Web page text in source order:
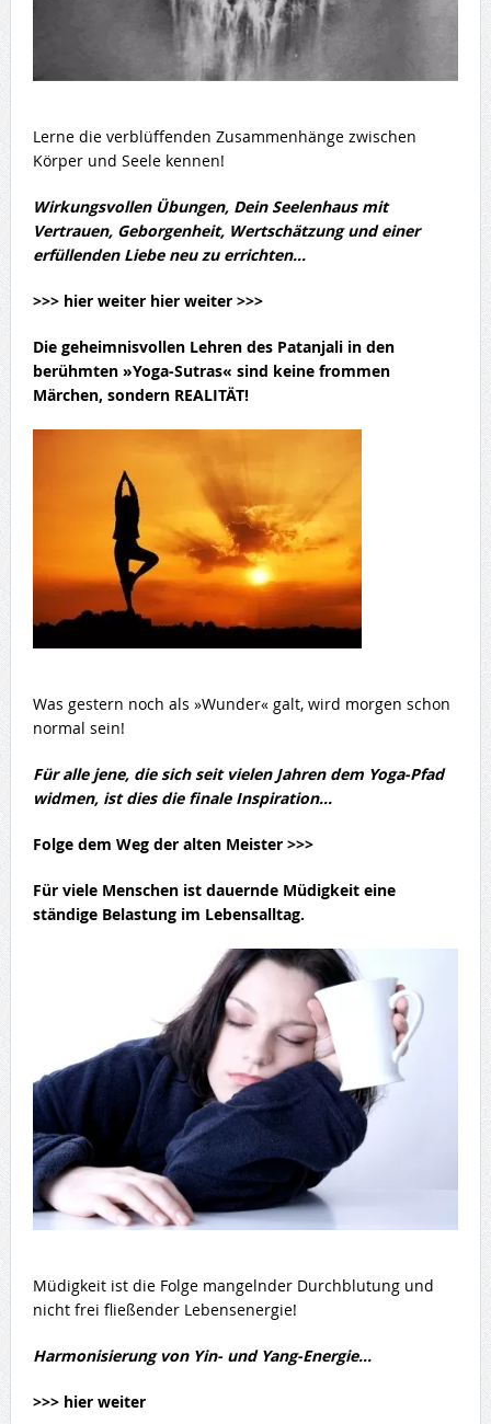
Lerne die verblüffenden Zusammenhänge zwischen
Körper und Seele kennen!
Wirkungsvollen Übungen, Dein Seelenhaus mit
Vertrauen, Geborgenheit, Wertschätzung und einer
erfüllenden Liebe neu zu errichten…
>>> hier weiter hier weiter >>>
Die geheimnisvollen Lehren des Patanjali in den
berühmten »Yoga-Sutras« sind keine frommen
Märchen, sondern REALITÄT!
Was gestern noch als »Wunder« galt, wird morgen schon
normal sein!
Für alle jene, die sich seit vielen Jahren dem Yoga-Pfad
widmen, ist dies die finale Inspiration…
Folge dem Weg der alten Meister >>>
Für viele Menschen ist dauernde Müdigkeit eine
ständige Belastung im Lebensalltag.
Müdigkeit ist die Folge mangelnder Durchblutung und
nicht frei fließender Lebensenergie!
Harmonisierung von Yin- und Yang-Energie…
>>> hier weiter